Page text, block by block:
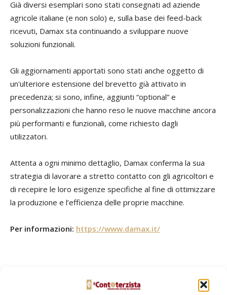
Già diversi esemplari sono stati consegnati ad aziende
agricole italiane (e non solo) e, sulla base dei feed-back
ricevuti, Damax sta continuando a sviluppare nuove
soluzioni funzionali.
Gli aggiornamenti apportati sono stati anche oggetto di
un'ulteriore estensione del brevetto già attivato in
precedenza; si sono, infine, aggiunti “optional” e
personalizzazioni che hanno reso le nuove macchine ancora
più performanti e funzionali, come richiesto dagli
utilizzatori.
Attenta a ogni minimo dettaglio, Damax conferma la sua
strategia di lavorare a stretto contatto con gli agricoltori e
di recepire le loro esigenze specifiche al fine di ottimizzare
la produzione e l’efficienza delle proprie macchine.
Per informazioni: https://www.damax.it/
fertirrigazione
irrigazione a goccia